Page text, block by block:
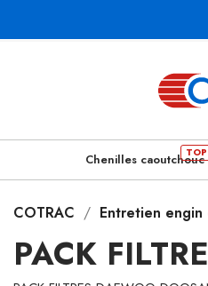
Chenilles
COTRAC Entretien
PACK